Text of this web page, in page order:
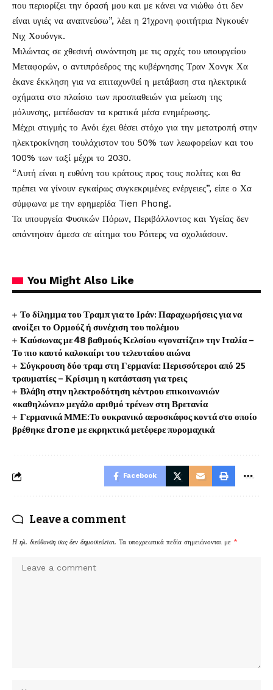
που περιορίζει την όρασή μου και με κάνει να νιώθω ότι δεν
είναι υγιές να αναπνεύσω”, λέει η 21χρονη φοιτήτρια Νγκουέν
Νιχ Χουόνγκ.
Μιλώντας σε χθεσινή συνάντηση με τις αρχές του υπουργείου
Μεταφορών, ο αντιπρόεδρος της κυβέρνησης Τραν Χονγκ Χα
έκανε έκκληση για να επιταχυνθεί η μετάβαση στα ηλεκτρικά
οχήματα στο πλαίσιο των προσπαθειών για μείωση της
μόλυνσης, μετέδωσαν τα κρατικά μέσα ενημέρωσης.
Μέχρι στιγμής το Ανόι έχει θέσει στόχο για την μετατροπή στην
ηλεκτροκίνηση τουλάχιστον του 50% των λεωφορείων και του
100% των ταξί μέχρι το 2030.
“Αυτή είναι η ευθύνη του κράτους προς τους πολίτες και θα
πρέπει να γίνουν εγκαίρως συγκεκριμένες ενέργειες”, είπε ο Χα
σύμφωνα με την εφημερίδα Tien Phong.
Τα υπουργεία Φυσικών Πόρων, Περιβάλλοντος και Υγείας δεν
απάντησαν άμεσα σε αίτημα του Ρόιτερς να σχολιάσουν.
You Might Also Like
Το δίλημμα του Τραμπ για το Ιράν: Παραχωρήσεις για να
ανοίξει το Ορμούζ ή συνέχιση του πολέμου
Καύσωνας με 48 βαθμούς Κελσίου «γονατίζει» την Ιταλία –
Το πιο καυτό καλοκαίρι του τελευταίου αιώνα
Σύγκρουση δύο τραμ στη Γερμανία: Περισσότεροι από 25
τραυματίες – Κρίσιμη η κατάσταση για τρεις
Βλάβη στην ηλεκτροδότηση κέντρου επικοινωνιών
«καθηλώνει» μεγάλο αριθμό τρένων στη Βρετανία
Γερμανικά ΜΜΕ:Το ουκρανικό αεροσκάφος κοντά στο οποίο
βρέθηκε drone με εκρηκτικά μετέφερε πυρομαχικά
Facebook
Leave a comment
Η ηλ. διεύθυνση σας δεν δημοσιεύεται. Τα υποχρεωτικά πεδία σημειώνονται με *